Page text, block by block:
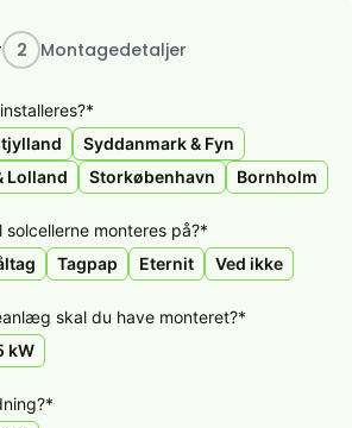
2 Montagedetaljer
*
Syddanmark & Fyn
Lolland
Storkøbenhavn Bornholm
monteres på?*
Tagpap Eternit Ved ikke
skal du have monteret?*
kW
*